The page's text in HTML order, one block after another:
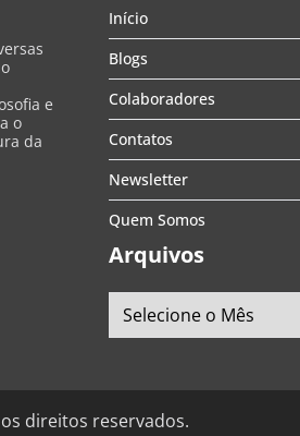
e
o
da
Início
Blogs
Colaboradores
Contatos
Newsletter
Quem Somos
Arquivos
direitos reservados.